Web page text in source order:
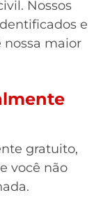
Nossos
e
nossa maior
gratuito,
você não